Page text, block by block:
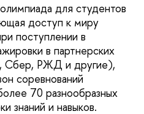
для студентов
доступ к миру
поступлении в
в партнерских
Сбер, РЖД и другие),
соревнований
70 разнообразных
знаний и навыков.